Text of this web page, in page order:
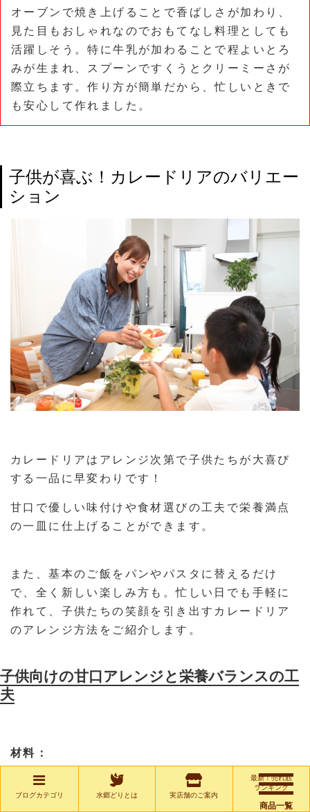
商品一覧
オーブンで焼き上げることで香ばしさが加わり、
見た目もおしゃれなのでおもてなし料理としても
活躍しそう。特に牛乳が加わることで程よいとろ
みが生まれ、スプーンですくうとクリーミーさが
際立ちます。作り方が簡単だから、忙しいときで
も安心して作れました。
子供が喜ぶ！カレードリアのバリエー
ション
カレードリアはアレンジ次第で子供たちが大喜び
する一品に早変わりです！
甘口で優しい味付けや食材選びの工夫で栄養満点
の一皿に仕上げることができます。
また、基本のご飯をパンやパスタに替えるだけ
で、全く新しい楽しみ方も。忙しい日でも手軽に
作れて、子供たちの笑顔を引き出すカレードリア
のアレンジ方法をご紹介します。
子供向けの甘口アレンジと栄養バランスの工
夫
材料：
ご飯（200g）
鶏もも肉（1枚）
ブログカテゴリ 水郷どりとは 実店舗のご案内
最新！売れ筋
ランキング